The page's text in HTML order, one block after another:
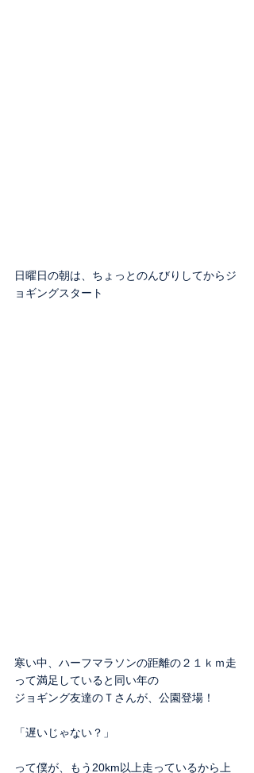
日曜日の朝は、ちょっとのんびりしてからジ
ョギングスタート
寒い中、ハーフマラソンの距離の２１ｋｍ走
って満足していると同い年の
ジョギング友達のＴさんが、公園登場！
「遅いじゃない？」
って僕が、もう20km以上走っているから上